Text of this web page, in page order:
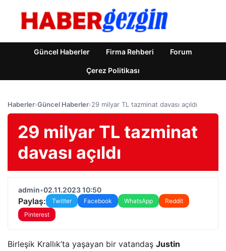
Güncel Haberler Firma Rehberi Forum
Çerez Politikası
Haberler›Güncel Haberler›29 milyar TL tazminat davası açıldı
29 milyar TL tazminat
davası açıldı
admin•02.11.2023 10:50
Paylaş: Twitter Facebook WhatsApp
Reddit
Pinterest
Birleşik Krallık’ta yaşayan bir vatandaş Justin